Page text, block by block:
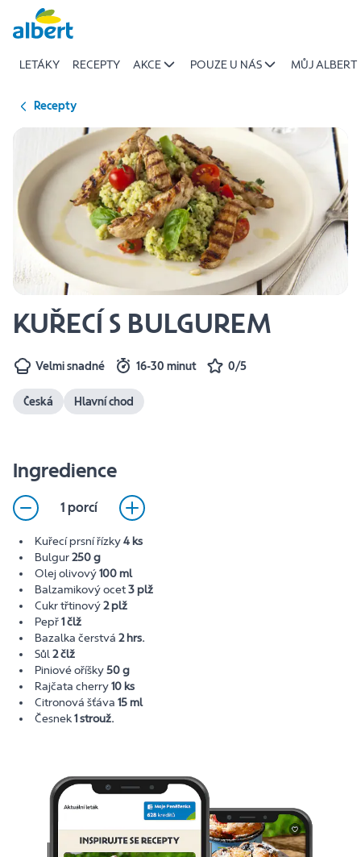
Přeskočit
LETÁKY RECEPTY AKCE POUZE U NÁS MŮJ ALBERT
Recepty
KUŘECÍ S BULGUREM
Velmi snadné 16-30 minut 0/5
Česká Hlavní chod
Ingredience
1 porcí
Kuřecí prsní řízky4 ks
Bulgur250 g
Olej olivový100 ml
Balzamikový ocet3 plž
Cukr třtinový2 plž
Pepř1 člž
Bazalka čerstvá 2 hrs.
Sůl2 člž
Piniové oříšky50 g
Rajčata cherry10 ks
Citronová šťáva 15 ml
Česnek1 strouž.